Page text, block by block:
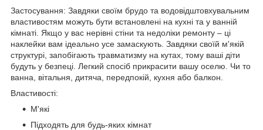
Застосування: Завдяки своїм брудо та водовідштовхувальним
властивостям можуть бути встановлені на кухні та у ванній
кімнаті. Якщо у вас нерівні стіни та недоліки ремонту – ці
наклейки вам ідеально усе замаскують. Завдяки своїй м'якій
структурі, запобігають травматизму на кутах, тому ваші діти
будуть у безпеці. Легкий спосіб прикрасити вашу оселю. Чи то
ванна, вітальня, дитяча, передпокій, кухня або балкон.
Властивості:
М'які
Підходять для будь-яких кімнат